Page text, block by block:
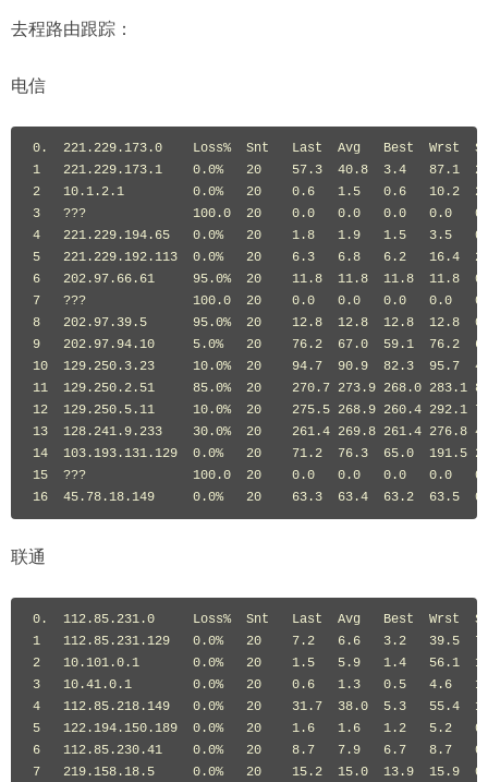
去程路由跟踪：
电信
0.  221.229.173.0    Loss%  Snt   Last  Avg   Best
1   221.229.173.1    0.0%   20    57.3  40.8  3.4   87.1  22.4
2   10.1.2.1         0.0%   20    0.6   1.5   0.6   10.2
3   ???              100.0  20    0.0   0.0   0.0   0.0
4   221.229.194.65   0.0%   20    1.8   1.9   1.5   3.5   0.3
5   221.229.192.113  0.0%   20    6.3   6.8   6.2   16.4  2.2
6   202.97.66.61     95.0%  20    11.8  11.8  11.8  11.8  0.0
7   ???              100.0  20    0.0   0.0   0.0   0.0
8   202.97.39.5      95.0%  20    12.8  12.8  12.8  12.8  0.0
9   202.97.94.10     5.0%   20    76.2  67.0  59.1  76.2  6.4
10  129.250.3.23     10.0%  20    94.7  90.9  82.3  95.7
11  129.250.2.51     85.0%  20    270.7 273.9 268.0 283.1
12  129.250.5.11     10.0%  20    275.5 268.9 260.4 292.1
13  128.241.9.233    30.0%  20    261.4 269.8 261.4 276.8
14  103.193.131.129  0.0%   20    71.2  76.3  65.0  191.5
15  ???              100.0  20    0.0   0.0   0.0   0.0
16  45.78.18.149     0.0%   20    63.3  63.4  63.2  63.5  0.0
联通
0.  112.85.231.0     Loss%  Snt   Last  Avg   Best  Wrst
1   112.85.231.129   0.0%   20    7.2   6.6   3.2   39.5  7.9
2   10.101.0.1       0.0%   20    1.5   5.9   1.4   56.1
3   10.41.0.1        0.0%   20    0.6   1.3   0.5   4.6
4   112.85.218.149   0.0%   20    31.7  38.0  5.3   55.4  16.5
5   122.194.150.189  0.0%   20    1.6   1.6   1.2   5.2   0.8
6   112.85.230.41    0.0%   20    8.7   7.9   6.7   8.7   0.2
7   219.158.18.5     0.0%   20    15.2  15.0  13.9  15.9  0.2